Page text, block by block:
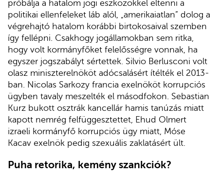
próbálja a hatalom jogi eszközökkel eltenni a
politikai ellenfeleket láb alól, „amerikaiatlan” dolog a
végrehajtó hatalom korábbi birtokosaival szemben
így fellépni. Csakhogy jogállamokban sem ritka,
hogy volt kormányfőket felelősségre vonnak, ha
egyszer jogszabályt sértettek. Silvio Berlusconi volt
olasz miniszterelnököt adócsalásért ítélték el 2013-
ban. Nicolas Sarkozy francia exelnököt korrupciós
ügyben tavaly meszelték el másodfokon. Sebastian
Kurz bukott osztrák kancellár hamis tanúzás miatt
kapott nemrég felfüggesztettet, Ehud Olmert
izraeli kormányfő korrupciós ügy miatt, Móse
Kacav exelnök pedig szexuális zaklatásért ült.
Puha retorika, kemény szankciók?